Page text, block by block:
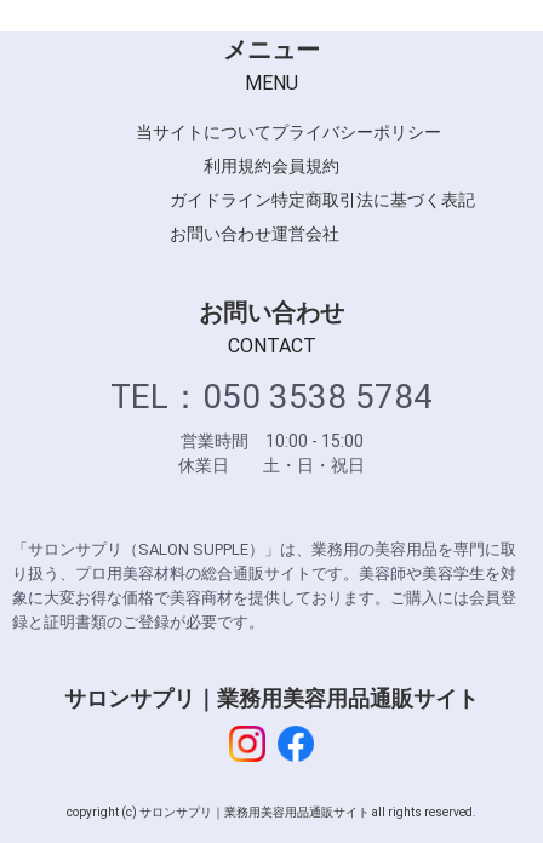
メニュー
MENU
当サイトについてプライバシーポリシー
利用規約会員規約
ガイドライン特定商取引法に基づく表記
お問い合わせ運営会社
お問い合わせ
CONTACT
TEL：050 3538 5784
営業時間 10:00 - 15:00
休業日 土・日・祝日
「サロンサプリ（SALON SUPPLE）」は、業務用の美容用品を専門に取
り扱う、プロ用美容材料の総合通販サイトです。美容師や美容学生を対
象に大変お得な価格で美容商材を提供しております。ご購入には会員登
録と証明書類のご登録が必要です。
サロンサプリ｜業務用美容用品通販サイト
copyright (c) サロンサプリ｜業務用美容用品通販サイト all rights reserved.